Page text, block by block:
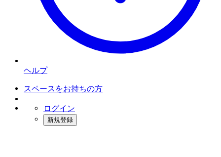
ヘルプ
スペースをお持ちの方
ログイン
新規登録